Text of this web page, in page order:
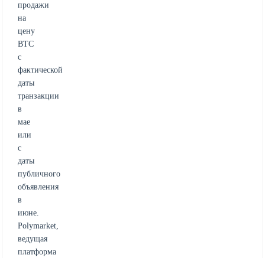
продажи
на
цену
BTC
с
фактической
даты
транзакции
в
мае
или
с
даты
публичного
объявления
в
июне.
Polymarket,
ведущая
платформа